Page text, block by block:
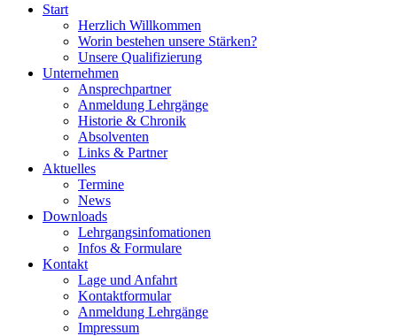
Start
Herzlich Willkommen
Worin bestehen unsere Stärken?
Unsere Qualifizierung
Unternehmen
Ansprechpartner
Anmeldung Lehrgänge
Historie & Chronik
Absolventen
Links & Partner
Aktuelles
Termine
News
Downloads
Lehrgangsinfomationen
Infos & Formulare
Kontakt
Lage und Anfahrt
Kontaktformular
Anmeldung Lehrgänge
Impressum